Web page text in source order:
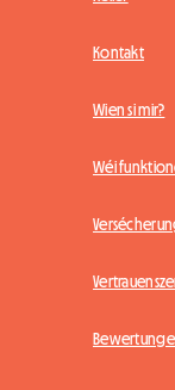
Kontakt
Wien si mir?
Wéi